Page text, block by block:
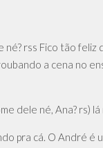
rss Fico tão
a cena no
dele né, Ana? rs)
pra cá. O André